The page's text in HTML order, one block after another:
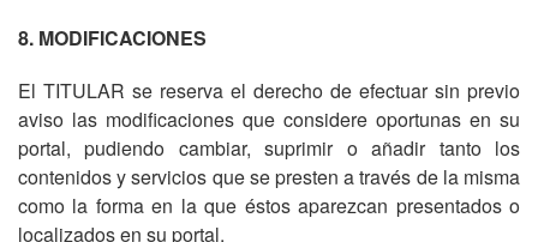
8. MODIFICACIONES
El TITULAR se reserva el derecho de efectuar sin previo
aviso las modificaciones que considere oportunas en su
portal, pudiendo cambiar, suprimir o añadir tanto los
contenidos y servicios que se presten a través de la misma
como la forma en la que éstos aparezcan presentados o
localizados en su portal.